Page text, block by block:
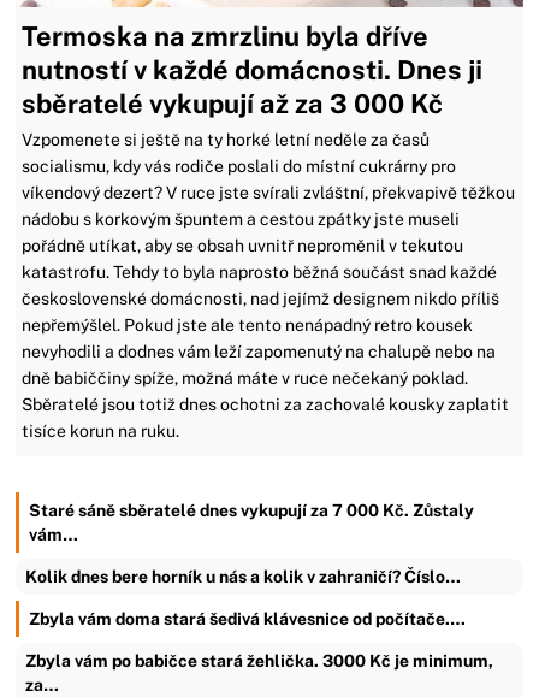
Termoska na zmrzlinu byla dříve
nutností v každé domácnosti. Dnes ji
sběratelé vykupují až za 3 000 Kč
Vzpomenete si ještě na ty horké letní neděle za časů
socialismu, kdy vás rodiče poslali do místní cukrárny pro
víkendový dezert? V ruce jste svírali zvláštní, překvapivě těžkou
nádobu s korkovým špuntem a cestou zpátky jste museli
pořádně utíkat, aby se obsah uvnitř neproměnil v tekutou
katastrofu. Tehdy to byla naprosto běžná součást snad každé
československé domácnosti, nad jejímž designem nikdo příliš
nepřemýšlel. Pokud jste ale tento nenápadný retro kousek
nevyhodili a dodnes vám leží zapomenutý na chalupě nebo na
dně babiččiny spíže, možná máte v ruce nečekaný poklad.
Sběratelé jsou totiž dnes ochotni za zachovalé kousky zaplatit
tisíce korun na ruku.
Staré sáně sběratelé dnes vykupují za 7 000 Kč. Zůstaly
vám…
Kolik dnes bere horník u nás a kolik v zahraničí? Číslo…
Zbyla vám doma stará šedivá klávesnice od počítače.…
Zbyla vám po babičce stará žehlička. 3000 Kč je minimum,
za…